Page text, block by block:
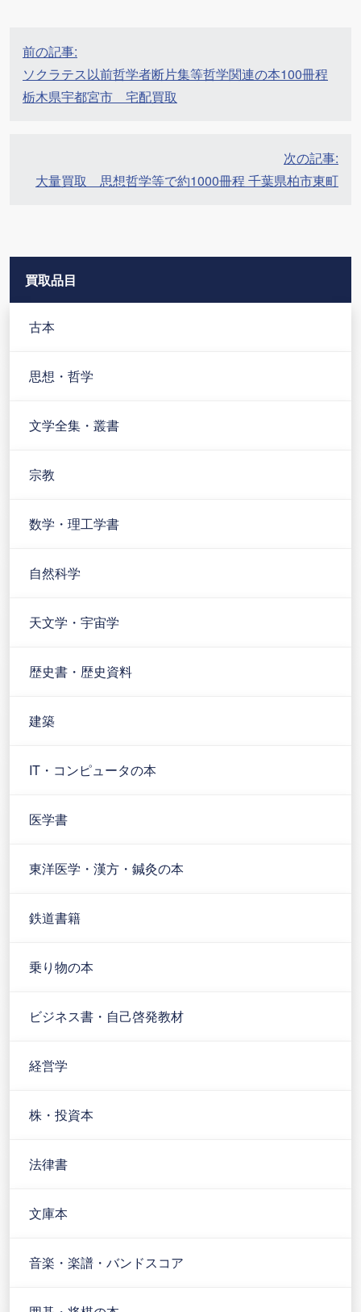
投
稿
ナ
ビ
前の記事:
ソクラテス以前哲学者断片集等哲学関連の本100冊程
栃木県宇都宮市 宅配買取
次の記事:
大量買取 思想哲学等で約1000冊程 千葉県柏市東町
買取品目
古本
思想・哲学
文学全集・叢書
宗教
数学・理工学書
自然科学
天文学・宇宙学
歴史書・歴史資料
建築
IT・コンピュータの本
医学書
東洋医学・漢方・鍼灸の本
鉄道書籍
乗り物の本
ビジネス書・自己啓発教材
経営学
株・投資本
法律書
文庫本
音楽・楽譜・バンドスコア